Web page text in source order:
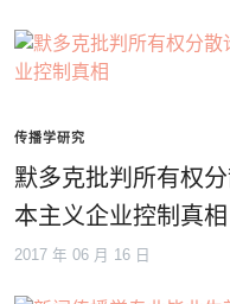
传播学研究
默多克批判所有权
本主义企业控制真相
2017 年 06 月 16 日